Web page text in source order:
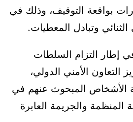
بواقعة التوقيف، وذلك في
الثنائي وتبادل المعطيات.
إطار التزام السلطات
التعاون الأمني الدولي،
الأشخاص المبحوث عنهم في
المنظمة والجريمة العابرة